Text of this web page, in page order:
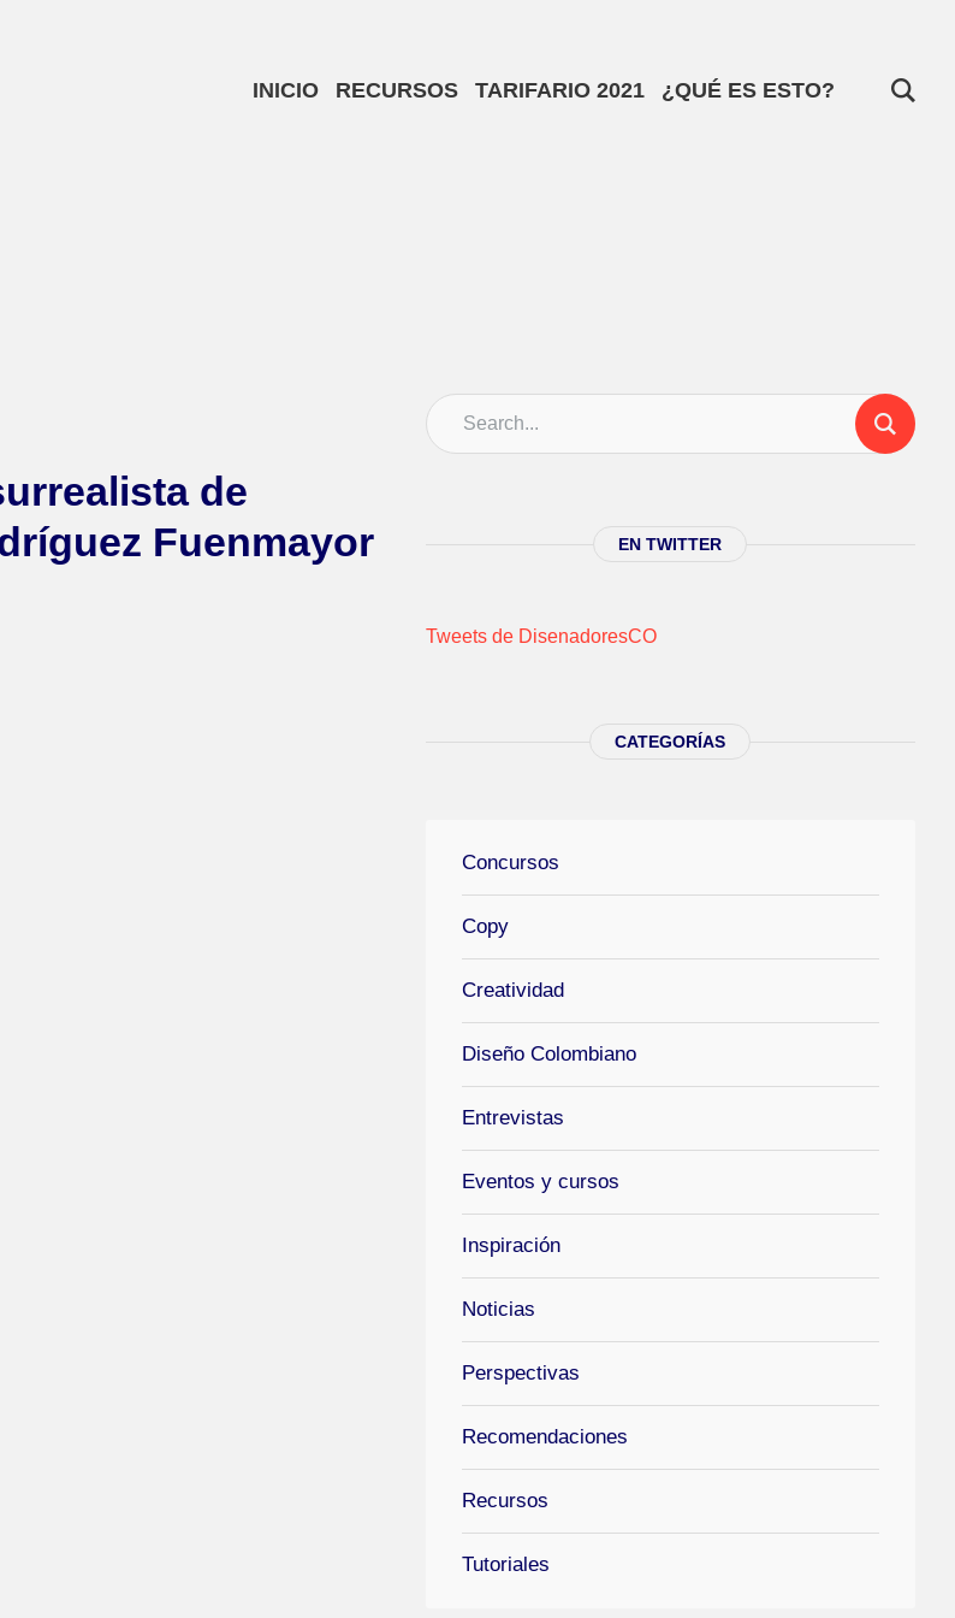
INICIO RECURSOS TARIFARIO 2021 ¿QUÉ ES ESTO?
de
Fuenmayor
EN TWITTER
Tweets de DisenadoresCO
CATEGORÍAS
Concursos
Copy
Creatividad
Diseño Colombiano
Entrevistas
Eventos y cursos
Inspiración
Noticias
Perspectivas
Recomendaciones
Recursos
Tutoriales